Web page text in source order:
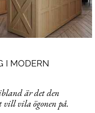
I MODERN
är det den
vila ögonen på.